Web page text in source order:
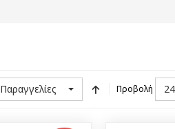
Παραγγελίες Προβολή 24